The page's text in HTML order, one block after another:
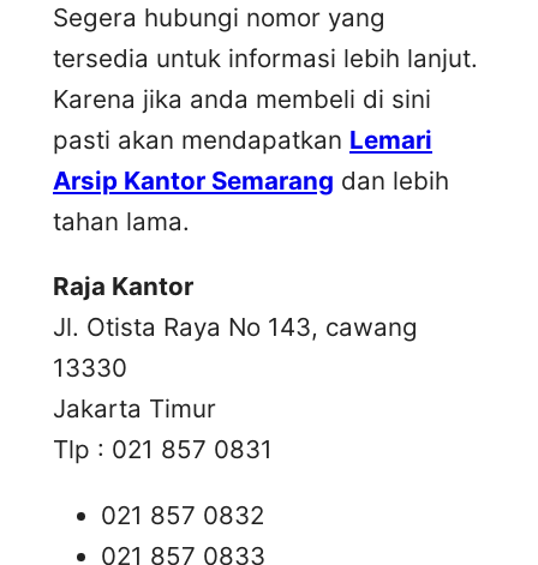
Segera hubungi nomor yang
tersedia untuk informasi lebih lanjut.
Karena jika anda membeli di sini
pasti akan mendapatkan Lemari
Arsip Kantor Semarang dan lebih
tahan lama.
Raja Kantor
Jl. Otista Raya No 143, cawang
13330
Jakarta Timur
Tlp : 021 857 0831
021 857 0832
021 857 0833